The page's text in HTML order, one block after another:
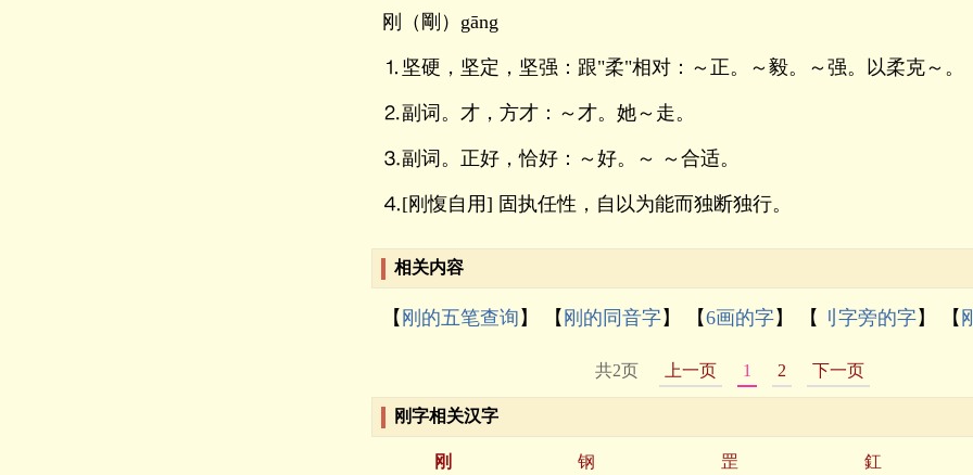
刚（剛）gāng
⒈坚硬，坚定，坚强：跟"柔"相对：～正。～毅。～强。以柔克～。
⒉副词。才，方才：～才。她～走。
⒊副词。正好，恰好：～好。～ ～合适。
⒋[刚愎自用] 固执任性，自以为能而独断独行。
相关内容
【 刚的五笔查询 】 【 刚的同音字】 【6画的字】 【 刂字旁的字】 【
共2页 上一页 1 2 下一页
刚字相关汉字
刚 钢 罡
釭